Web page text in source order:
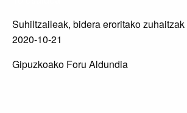
Suhiltzaileak, bidera eroritako zuhaitzak
2020-10-21
Gipuzkoako Foru Aldundia